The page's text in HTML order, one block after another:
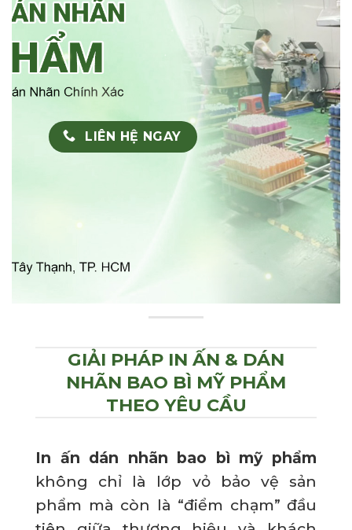
LIÊN HỆ NGAY
GIẢI PHÁP IN ẤN & DÁN
NHÃN BAO BÌ MỸ PHẨM
THEO YÊU CẦU
In ấn dán nhãn bao bì mỹ phẩm
không chỉ là lớp vỏ bảo vệ sản
phẩm mà còn là “điểm chạm” đầu